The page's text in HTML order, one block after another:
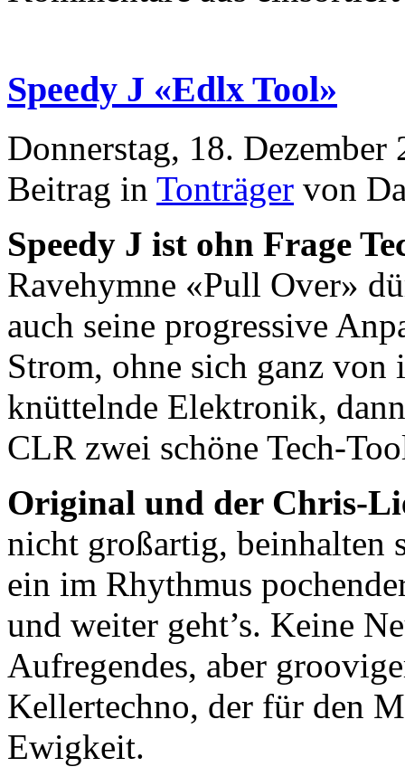
Speedy J «Edlx Tool»
Donnerstag, 18.
Beitrag in Tonträger von
Speedy J ist ohn Frage
Ravehymne «Pull Over»
auch seine progressive
Strom, ohne sich ganz
knüttelnde Elektronik,
CLR zwei schöne Tech-
Original und der Chris-
nicht großartig, beinhalten
ein im Rhythmus
und weiter geht’s. Keine
Aufregendes, aber
Kellertechno, der für den
Ewigkeit.